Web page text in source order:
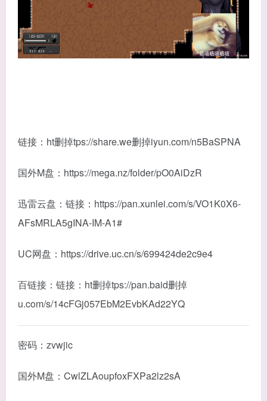
链接：ht删掉tps://share.we删掉iyun.com/n5BaSPNA
国外M盘：https://mega.nz/folder/pO0AiDzR
迅雷云盘：链接：https://pan.xunlei.com/s/VO1K0X6-
AFsMRLA5gINA-IM-A1#
UC网盘：https://drive.uc.cn/s/699424de2c9e4
百链接：链接：ht删掉tps://pan.baid删掉
u.com/s/14cFGj057EbM2EvbKAd22YQ
密码：zvwjic
国外M盘：CwlZLAoupfoxFXPa2lz2sA